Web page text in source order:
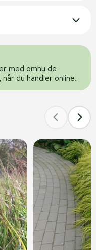
med omhu de
du handler online.